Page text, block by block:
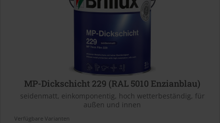
MP-Dickschicht 229 (RAL 5010 Enzianblau)
seidenmatt, einkomponentig, hoch wetterbeständig, für
außen und innen
Verfügbare Varianten